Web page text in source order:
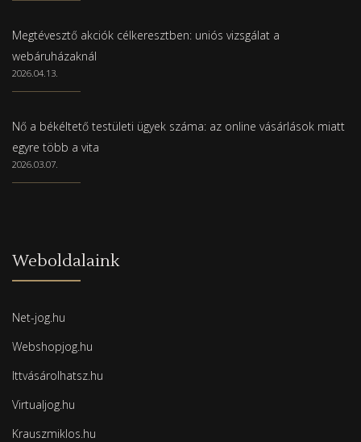
Megtévesztő akciók célkeresztben: uniós vizsgálat a
webáruházaknál
2026.04.13.
Nő a békéltető testületi ügyek száma: az online vásárlások miatt
egyre több a vita
2026.03.07.
Weboldalaink
Net-jog.hu
Webshopjog.hu
Ittvásárolhatsz.hu
Virtualjog.hu
Krauszmiklos.hu